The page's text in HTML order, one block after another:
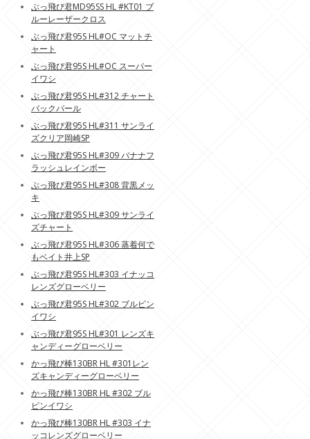
ぶっ飛び君MD95SS HL #KT01 ブ
ルーレーザークロス
ぶっ飛び君95S HL#OC マットチ
ャート
ぶっ飛び君95S HL#OC スーパー
イワシ
ぶっ飛び君95S HL#312 チャート
バックパール
ぶっ飛び君95S HL#311 サンライ
ズクリア岡崎SP
ぶっ飛び君95S HL#309 バナナフ
ラッシュレインボー
ぶっ飛び君95S HL#308 背黒メッ
キ
ぶっ飛び君95S HL#309 サンライ
ズチャート
ぶっ飛び君95S HL#306 蒸着何で
もベイト井上SP
ぶっ飛び君95S HL#303 イナッコ
レンズグローベリー
ぶっ飛び君95S HL#302 ブルピン
イワシ
ぶっ飛び君95S HL#301 レンズキ
ャンディーグローベリー
かっ飛び棒130BR HL #301レン
ズキャンディーグローベリー
かっ飛び棒130BR HL #302 ブル
ピンイワシ
かっ飛び棒130BR HL #303 イナ
ッコレンズグローベリー